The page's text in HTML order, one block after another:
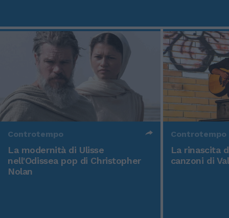
Controtempo
La modernità di Ulisse
nell'Odissea pop di Christopher
Nolan
Controtempo
La rinascita
canzoni di